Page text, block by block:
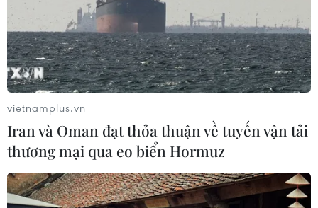
05/08/2026 13:30
Bàn giao một cá thể Diều hoa Miến
Điện cho Vườn quốc gia Phong Nha-
Kẻ Bàng
05/08/2026 12:11
Bão số 3 tiếp tục đổi hướng, di
chuyển nhanh hơn
05/08/2026 11:31
vietnamplus.vn
Iran và Oman đạt thỏa thuận về tuyến vận tải
thương mại qua eo biển Hormuz